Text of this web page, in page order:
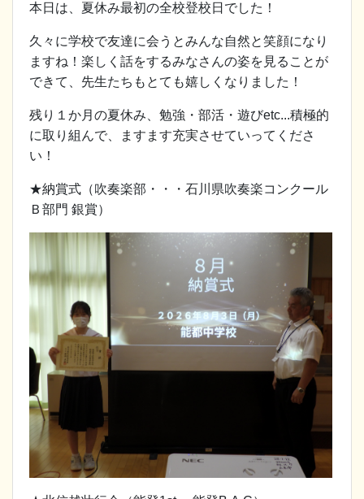
本日は、夏休み最初の全校登校日でした！
久々に学校で友達に会うとみんな自然と笑顔になり
ますね！楽しく話をするみなさんの姿を見ることが
できて、先生たちもとても嬉しくなりました！
残り１か月の夏休み、勉強・部活・遊びetc...積極的
に取り組んで、ますます充実させていってくださ
い！
★納賞式（吹奏楽部・・・石川県吹奏楽コンクール
Ｂ部門 銀賞）